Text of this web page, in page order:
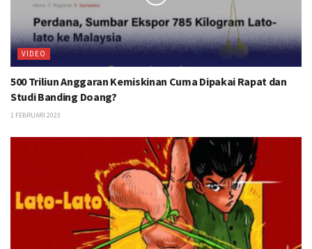
VIDEO
500 Triliun Anggaran Kemiskinan Cuma Dipakai Rapat dan
Studi Banding Doang?
1 FEBRUARI 2023